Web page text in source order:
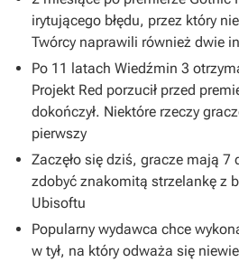
irytującego błędu, przez który
Twórcy naprawili również dwie
Po 11 latach Wiedźmin 3
Projekt Red porzucił przed
dokończył. Niektóre rzeczy
pierwszy
Zaczęło się dziś, gracze mają 7
zdobyć znakomitą strzelankę z
Ubisoftu
Popularny wydawca chce
w tył, na który odważa się